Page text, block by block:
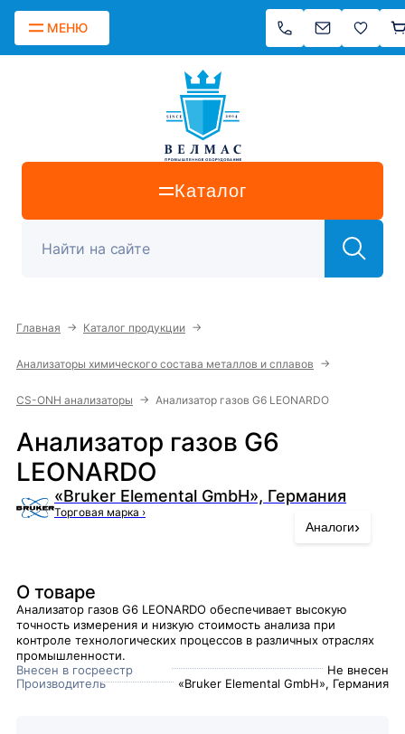
МЕНЮ
Каталог
Главная → Каталог продукции →
Анализаторы химического состава металлов и сплавов →
CS-ONH анализаторы → Анализатор газов G6 LEONARDO
Анализатор газов G6
LEONARDO
«Bruker Elemental GmbH», Германия
Торговая марка ›
Аналоги›
О товаре
Анализатор газов G6 LEONARDO обеспечивает высокую
точность измерения и низкую стоимость анализа при
контроле технологических процессов в различных отраслях
промышленности.
Внесен в госреестр
Не внесен
Производитель
«Bruker Elemental GmbH», Германия